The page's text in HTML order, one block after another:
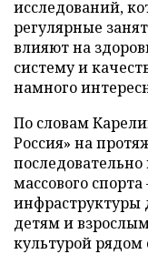
исследований,
регулярные
влияют на
систему и
намного
По словам
Россия» на
массового
инфраструктуры
детям и
культурой рядом